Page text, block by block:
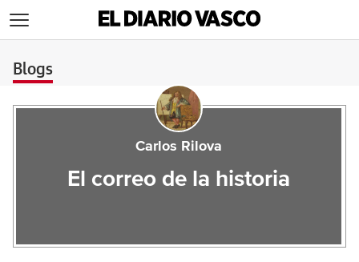
Blogs
Carlos Rilova
El correo de la historia